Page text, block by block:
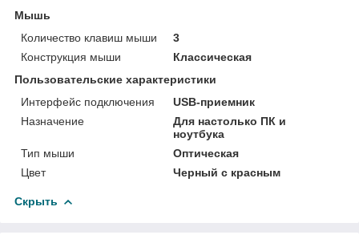
Мышь
Количество клавиш мыши
3
Конструкция мыши
Классическая
Пользовательские характеристики
Интерфейс подключения
USB-приемник
Назначение
Для настолько ПК и
ноутбука
Тип мыши
Оптическая
Цвет
Черный с красным
Скрыть